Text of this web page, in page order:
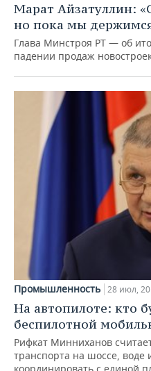
Марат Айзатуллин:
но пока мы
Глава Минстроя РТ — об
падении продаж
Промышленность 28 июл,
На автопилоте: кто
беспилотной
Рифкат Минниханов
транспорта на шоссе, воде